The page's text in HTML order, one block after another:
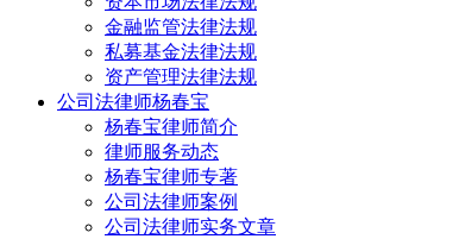
金融监管法律法规
私募基金法律法规
资产管理法律法规
公司法律师杨春宝
杨春宝律师简介
律师服务动态
杨春宝律师专著
公司法律师案例
公司法律师实务文章